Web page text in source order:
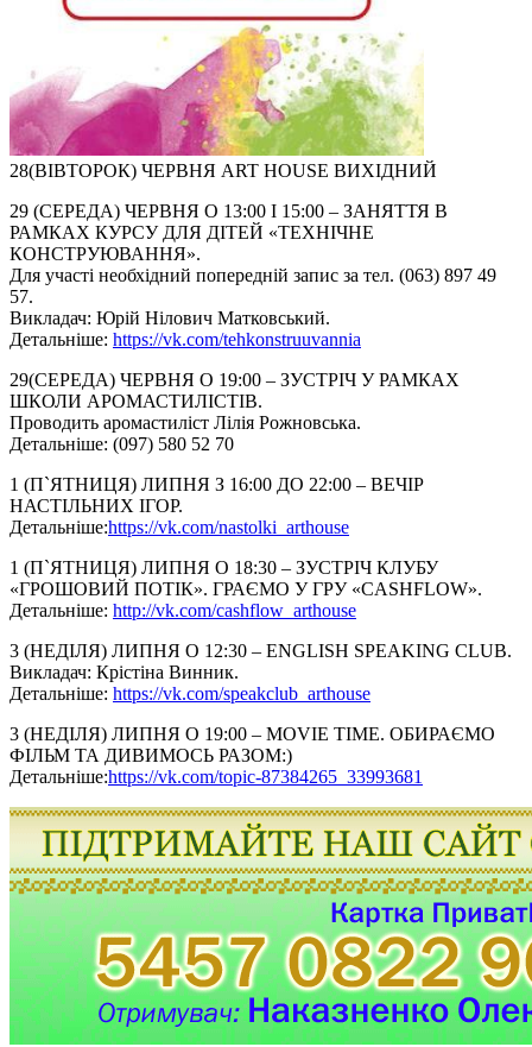
28(ВІВТОРОК) ЧЕРВНЯ ART HOUSE ВИХІДНИЙ
29 (СЕРЕДА) ЧЕРВНЯ О 13:00 І 15:00 – ЗАНЯТТЯ В
РАМКАХ КУРСУ ДЛЯ ДІТЕЙ «ТЕХНІЧНЕ
КОНСТРУЮВАННЯ».
Для участі необхідний попередній запис за тел. (063) 897 49
57.
Викладач: Юрій Нілович Матковський.
Детальніше: https://vk.com/tehkonstruuvannia
29(СЕРЕДА) ЧЕРВНЯ О 19:00 – ЗУСТРІЧ У РАМКАХ
ШКОЛИ АРОМАСТИЛІСТІВ.
Проводить аромастиліст Лілія Рожновська.
Детальніше: (097) 580 52 70
1 (П`ЯТНИЦЯ) ЛИПНЯ З 16:00 ДО 22:00 – ВЕЧІР
НАСТІЛЬНИХ ІГОР.
Детальніше:https://vk.com/nastolki_arthouse
1 (П`ЯТНИЦЯ) ЛИПНЯ О 18:30 – ЗУСТРІЧ КЛУБУ
«ГРОШОВИЙ ПОТІК». ГРАЄМО У ГРУ «CASHFLOW».
Детальніше: http://vk.com/cashflow_arthouse
3 (НЕДІЛЯ) ЛИПНЯ О 12:30 – ENGLISH SPEAKING CLUB.
Викладач: Крістіна Винник.
Детальніше: https://vk.com/speakclub_arthouse
3 (НЕДІЛЯ) ЛИПНЯ О 19:00 – MOVIE TIME. ОБИРАЄМО
ФІЛЬМ ТА ДИВИМОСЬ РАЗОМ:)
Детальніше:https://vk.com/topic-87384265_33993681